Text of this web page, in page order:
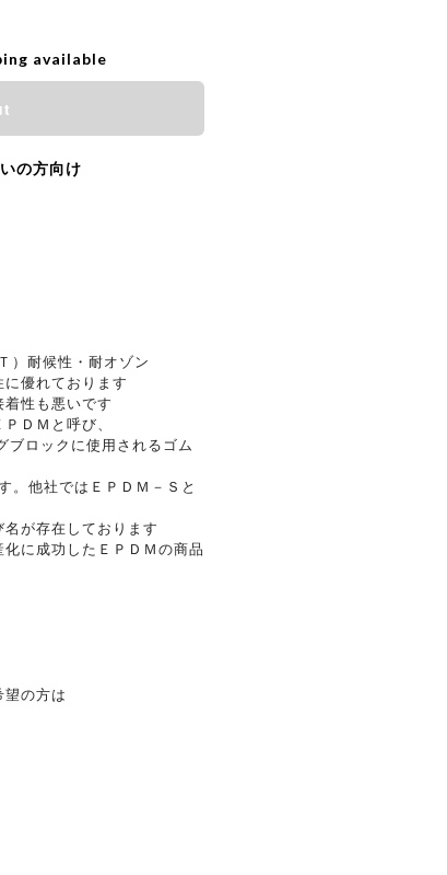
available
の方向け
）耐候性・耐オゾン
優れております
性も悪いです
ＤＭと呼び、
ブロックに使用されるゴム
。他社ではＥＰＤＭ－Ｓと
が存在しております
に成功したＥＰＤＭの商品
の方は